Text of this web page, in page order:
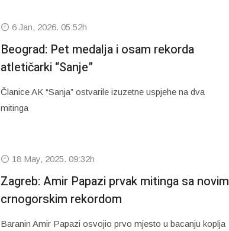
6 Jan, 2026. 05:52h
Beograd: Pet medalja i osam rekorda
atletičarki “Sanje”
Članice AK “Sanja” ostvarile izuzetne uspjehe na dva
mitinga
18 May, 2025. 09:32h
Zagreb: Amir Papazi prvak mitinga sa novim
crnogorskim rekordom
Baranin Amir Papazi osvojio prvo mjesto u bacanju koplja